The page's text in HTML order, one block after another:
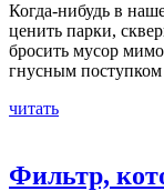
Когда-нибудь в
ценить парки,
бросить мусор
гнусным
читать
Фильтр,